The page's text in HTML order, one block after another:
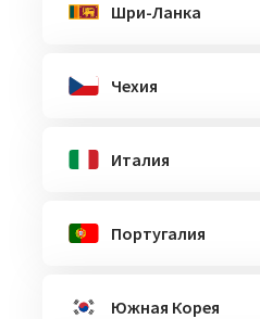
Шри-Ланка
Чехия
Италия
Португалия
Южная Корея